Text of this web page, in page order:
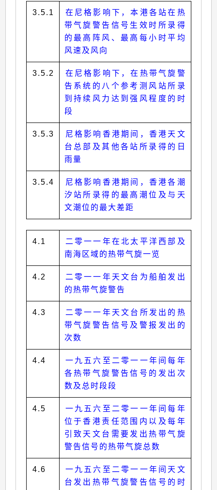
3.5.1
在尼格影响下，本港各站在热
带气旋警告信号生效时所录得
的最高阵风、最高每小时平均
风速及风向
3.5.2
在尼格影响下，在热带气旋警
告系统的八个参考测风站所录
到持续风力达到强风程度的时
段
3.5.3
尼格影响香港期间，香港天文
台总部及其他各站所录得的日
雨量
3.5.4
尼格影响香港期间，香港各潮
汐站所录得的最高潮位及与天
文潮位的最大差距
4.1
二零一一年在北太平洋西部及
南海区域的热带气旋一览
4.2
二零一一年天文台为船舶发出
的热带气旋警告
4.3
二零一一年天文台所发出的热
带气旋警告信号及警报发出的
次数
4.4
一九五六至二零一一年间每年
各热带气旋警告信号的发出次
数及总时段段
4.5
一九五六至二零一一年间每年
位于香港责任范围内以及每年
引致天文台需要发出热带气旋
警告信号的热带气旋总数
4.6
一九五六至二零一一年间天文
台发出热带气旋警告信号的时